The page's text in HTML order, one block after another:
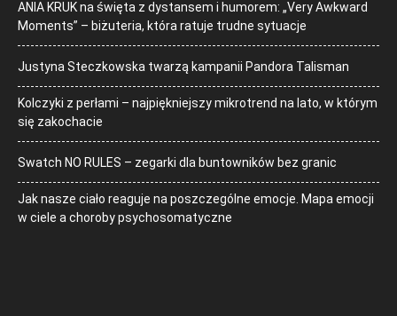
ANIA KRUK na święta z dystansem i humorem: „Very Awkward
Moments” – biżuteria, która ratuje trudne sytuacje
Justyna Steczkowska twarzą kampanii Pandora Talisman
Kolczyki z perłami – najpiękniejszy mikrotrend na lato, w którym
się zakochacie
Swatch NO RULES – zegarki dla buntowników bez granic
Jak nasze ciało reaguje na poszczególne emocje. Mapa emocji
w ciele a choroby psychosomatyczne